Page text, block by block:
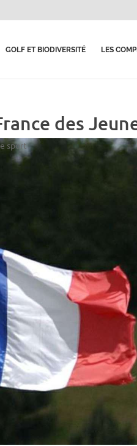
GOLF ET BIODIVERSITÉ LES
des
sport